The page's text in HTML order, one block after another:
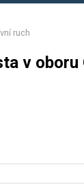
ruch
v